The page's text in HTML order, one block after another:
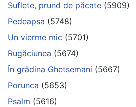
Suflete, prund de păcate (5909)
Pedeapsa (5748)
Un vierme mic (5701)
Rugăciunea (5674)
În grădina Ghetsemani (5667)
Porunca (5653)
Psalm (5616)